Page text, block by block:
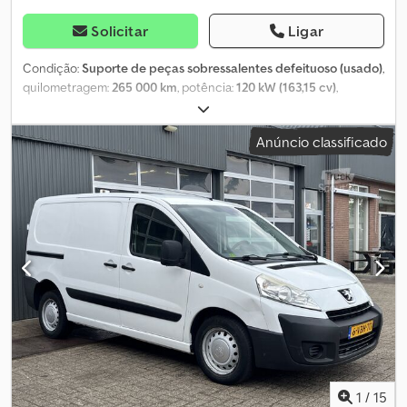
Wageningsestraat 17 6673DB ANDELST, NL
Solicitar Ligar
Condição:Suporte de peças sobressalentes defeituoso (usado),
quilometragem:265 000 km, potência:120 kW (163,15 cv),
, tipo de combustível:
fabrico:2019, Peugeot Boxer 2.0HDI 165cv carroçaria caixa +
plataforma elevatória Codpfx Aex Tcuwsmzjrf Ano: 05/2019 Km:
265.000, 1º proprietário Motor: 2.0HDI 165cv euro6 Marcas de uso
em todo o redor Motor não liga Preço: 6.000 euros + IVA = 7.260
euros total Destinado a comerciante ou exportação Mais
informações: 0473/19.99.85
Anúncio classificado
1 / 15